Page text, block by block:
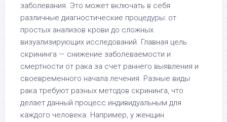
заболевания. Это может включать в себя
различные диагностические процедуры: от
простых анализов крови до сложных
визуализирующих исследований. Главная цель
скрининга — снижение заболеваемости и
смертности от рака за счет раннего выявления и
своевременного начала лечения. Разные виды
рака требуют разных методов скрининга, что
делает данный процесс индивидуальным для
каждого человека. Например, у женщин